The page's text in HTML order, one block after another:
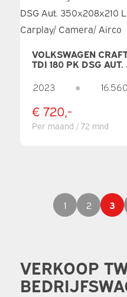
VOLKSWAGEN
TDI 180 PK DSG
CAMERA/ AIRCO
2023 ●
€ 720,-
Per maand / 72 mnd
1 2 3
VERKOOP